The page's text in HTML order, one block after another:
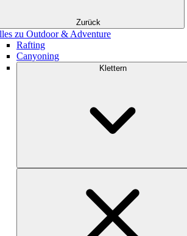
Zurück
zu Outdoor & Adventure
Rafting
Canyoning
Klettern